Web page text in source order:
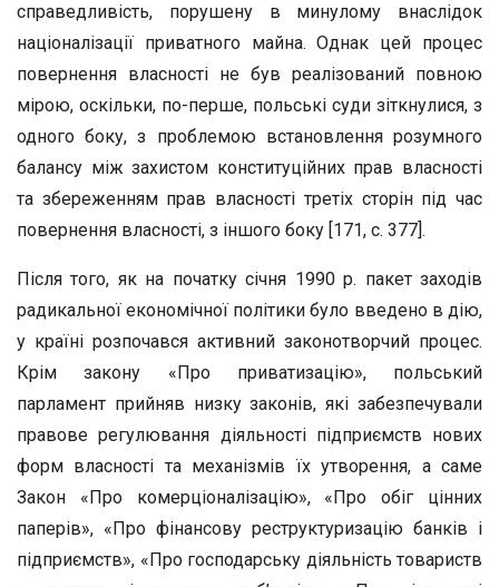
справедливість, порушену в минулому внаслідок
націоналізації приватного майна. Однак цей процес
повернення власності не був реалізований повною
мірою, оскільки, по-перше, польські суди зіткнулися, з
одного боку, з проблемою встановлення розумного
балансу між захистом конституційних прав власності
та збереженням прав власності третіх сторін під час
повернення власності, з іншого боку [171, с. 377].
Після того, як на початку січня 1990 р. пакет заходів
радикальної економічної політики було введено в дію,
у країні розпочався активний законотворчий процес.
Крім закону «Про приватизацію», польський
парламент прийняв низку законів, які забезпечували
правове регулювання діяльності підприємств нових
форм власності та механізмів їх утворення, а саме
Закон «Про комерціоналізацію», «Про обіг цінних
паперів», «Про фінансову реструктуризацію банків і
підприємств», «Про господарську діяльність товариств